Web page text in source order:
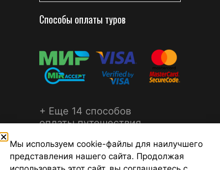
Способы оплаты туров
+ Еще 14 способов
оплаты путешествия
Мы используем cookie-файлы для наилучшего
представления нашего сайта. Продолжая